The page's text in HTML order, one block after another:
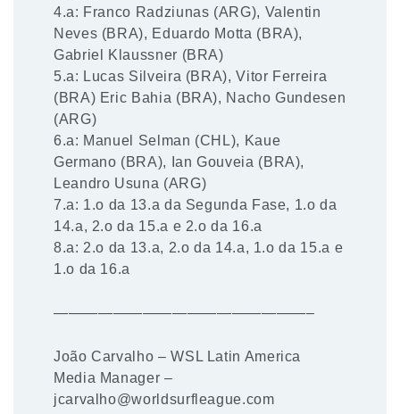
4.a: Franco Radziunas (ARG), Valentin
Neves (BRA), Eduardo Motta (BRA),
Gabriel Klaussner (BRA)
5.a: Lucas Silveira (BRA), Vitor Ferreira
(BRA) Eric Bahia (BRA), Nacho Gundesen
(ARG)
6.a: Manuel Selman (CHL), Kaue
Germano (BRA), Ian Gouveia (BRA),
Leandro Usuna (ARG)
7.a: 1.o da 13.a da Segunda Fase, 1.o da
14.a, 2.o da 15.a e 2.o da 16.a
8.a: 2.o da 13.a, 2.o da 14.a, 1.o da 15.a e
1.o da 16.a
—————————————————–
João Carvalho – WSL Latin America
Media Manager –
jcarvalho@worldsurfleague.com